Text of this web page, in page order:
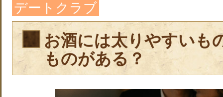
デートクラブ
お酒には太りやすいも
ものがある？